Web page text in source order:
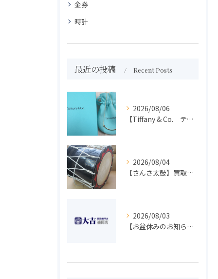
金券
時計
最近の投稿 Recent Posts
2026/08/06
【Tiffany & Co. ティファニー】買取 大吉盛岡店 アクセサリー買取しました！！
2026/08/04
【さんさ太鼓】買取 大吉盛岡店 楽器 買取します！！
2026/08/03
【お盆休みのお知らせ】買取専門 大吉 盛岡店